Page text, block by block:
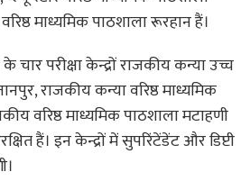
माध्यमिक पाठशाला रूरहान हैं।
चार परीक्षा केन्द्रों राजकीय कन्या उच्च
राजकीय कन्या वरिष्ठ माध्यमिक
वरिष्ठ माध्यमिक पाठशाला मटाहणी
हैं। इन केन्द्रों में सुपरिंटेंडेंट और डिप्टी